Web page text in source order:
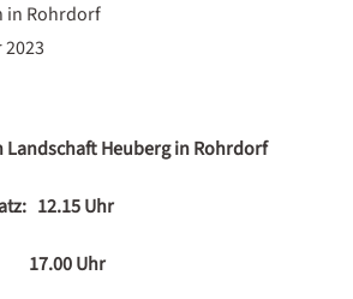
in Rohrdorf
Heuberg in Rohrdorf
12.15 Uhr
Uhr